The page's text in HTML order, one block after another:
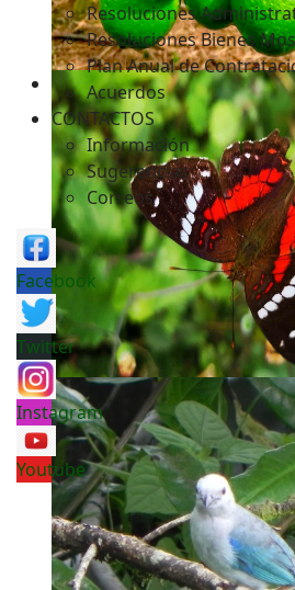
Resoluciones
Resoluciones Bienes
Plan Anual de
Acuerdos
CONTACTOS
Información
Sugerencias
Correos
Facebook
Twitter
Instagram
Youtube